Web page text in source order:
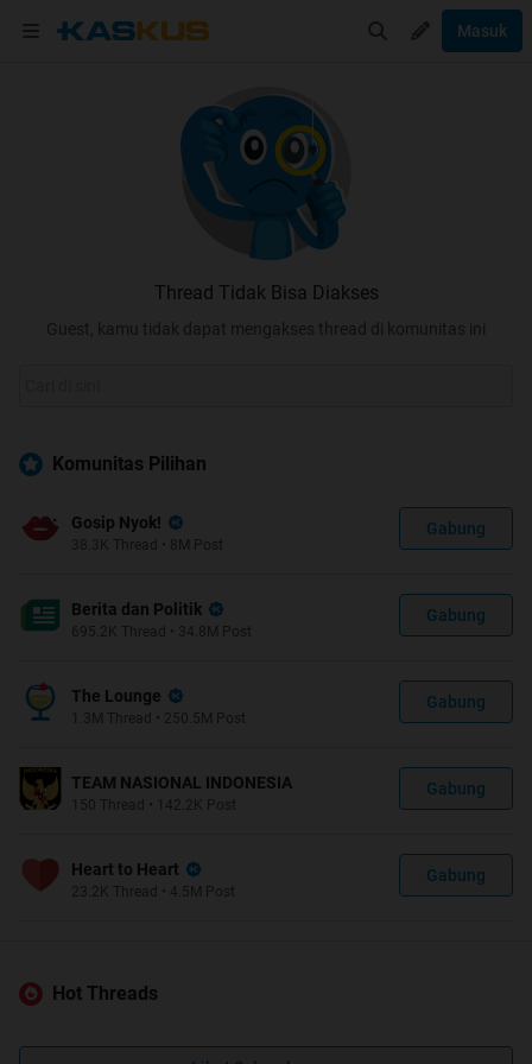
Masuk
Thread Tidak Bisa Diakses
Guest, kamu tidak dapat mengakses thread di komunitas ini
Komunitas Pilihan
Gosip Nyok!
38.3K Thread • 8M Post
Gabung
Berita dan Politik
695.2K Thread • 34.8M Post
Gabung
The Lounge
1.3M Thread • 250.5M Post
Gabung
TEAM NASIONAL INDONESIA
150 Thread • 142.2K Post
Gabung
Heart to Heart
23.2K Thread • 4.5M Post
Gabung
Hot Threads